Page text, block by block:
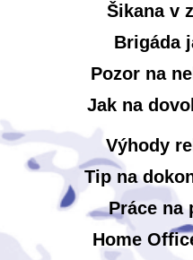
Šikana v
Brigáda
Pozor na
Jak na
Výhody
Tip na
Práce na
Home